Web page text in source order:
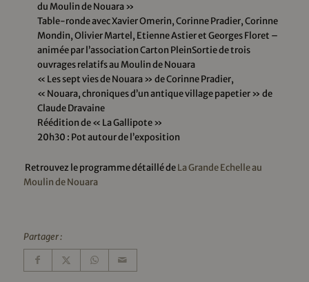
du Moulin de Nouara »
Table-ronde avec Xavier Omerin, Corinne Pradier, Corinne
Mondin, Olivier Martel, Etienne Astier et Georges Floret –
animée par l’association Carton PleinSortie de trois
ouvrages relatifs au Moulin de Nouara
« Les sept vies de Nouara » de Corinne Pradier,
« Nouara, chroniques d’un antique village papetier » de
Claude Dravaine
Réédition de « La Gallipote »
20h30 : Pot autour de l’exposition
Retrouvez le programme détaillé deLa Grande Echelle au
Moulin de Nouara
Partager :